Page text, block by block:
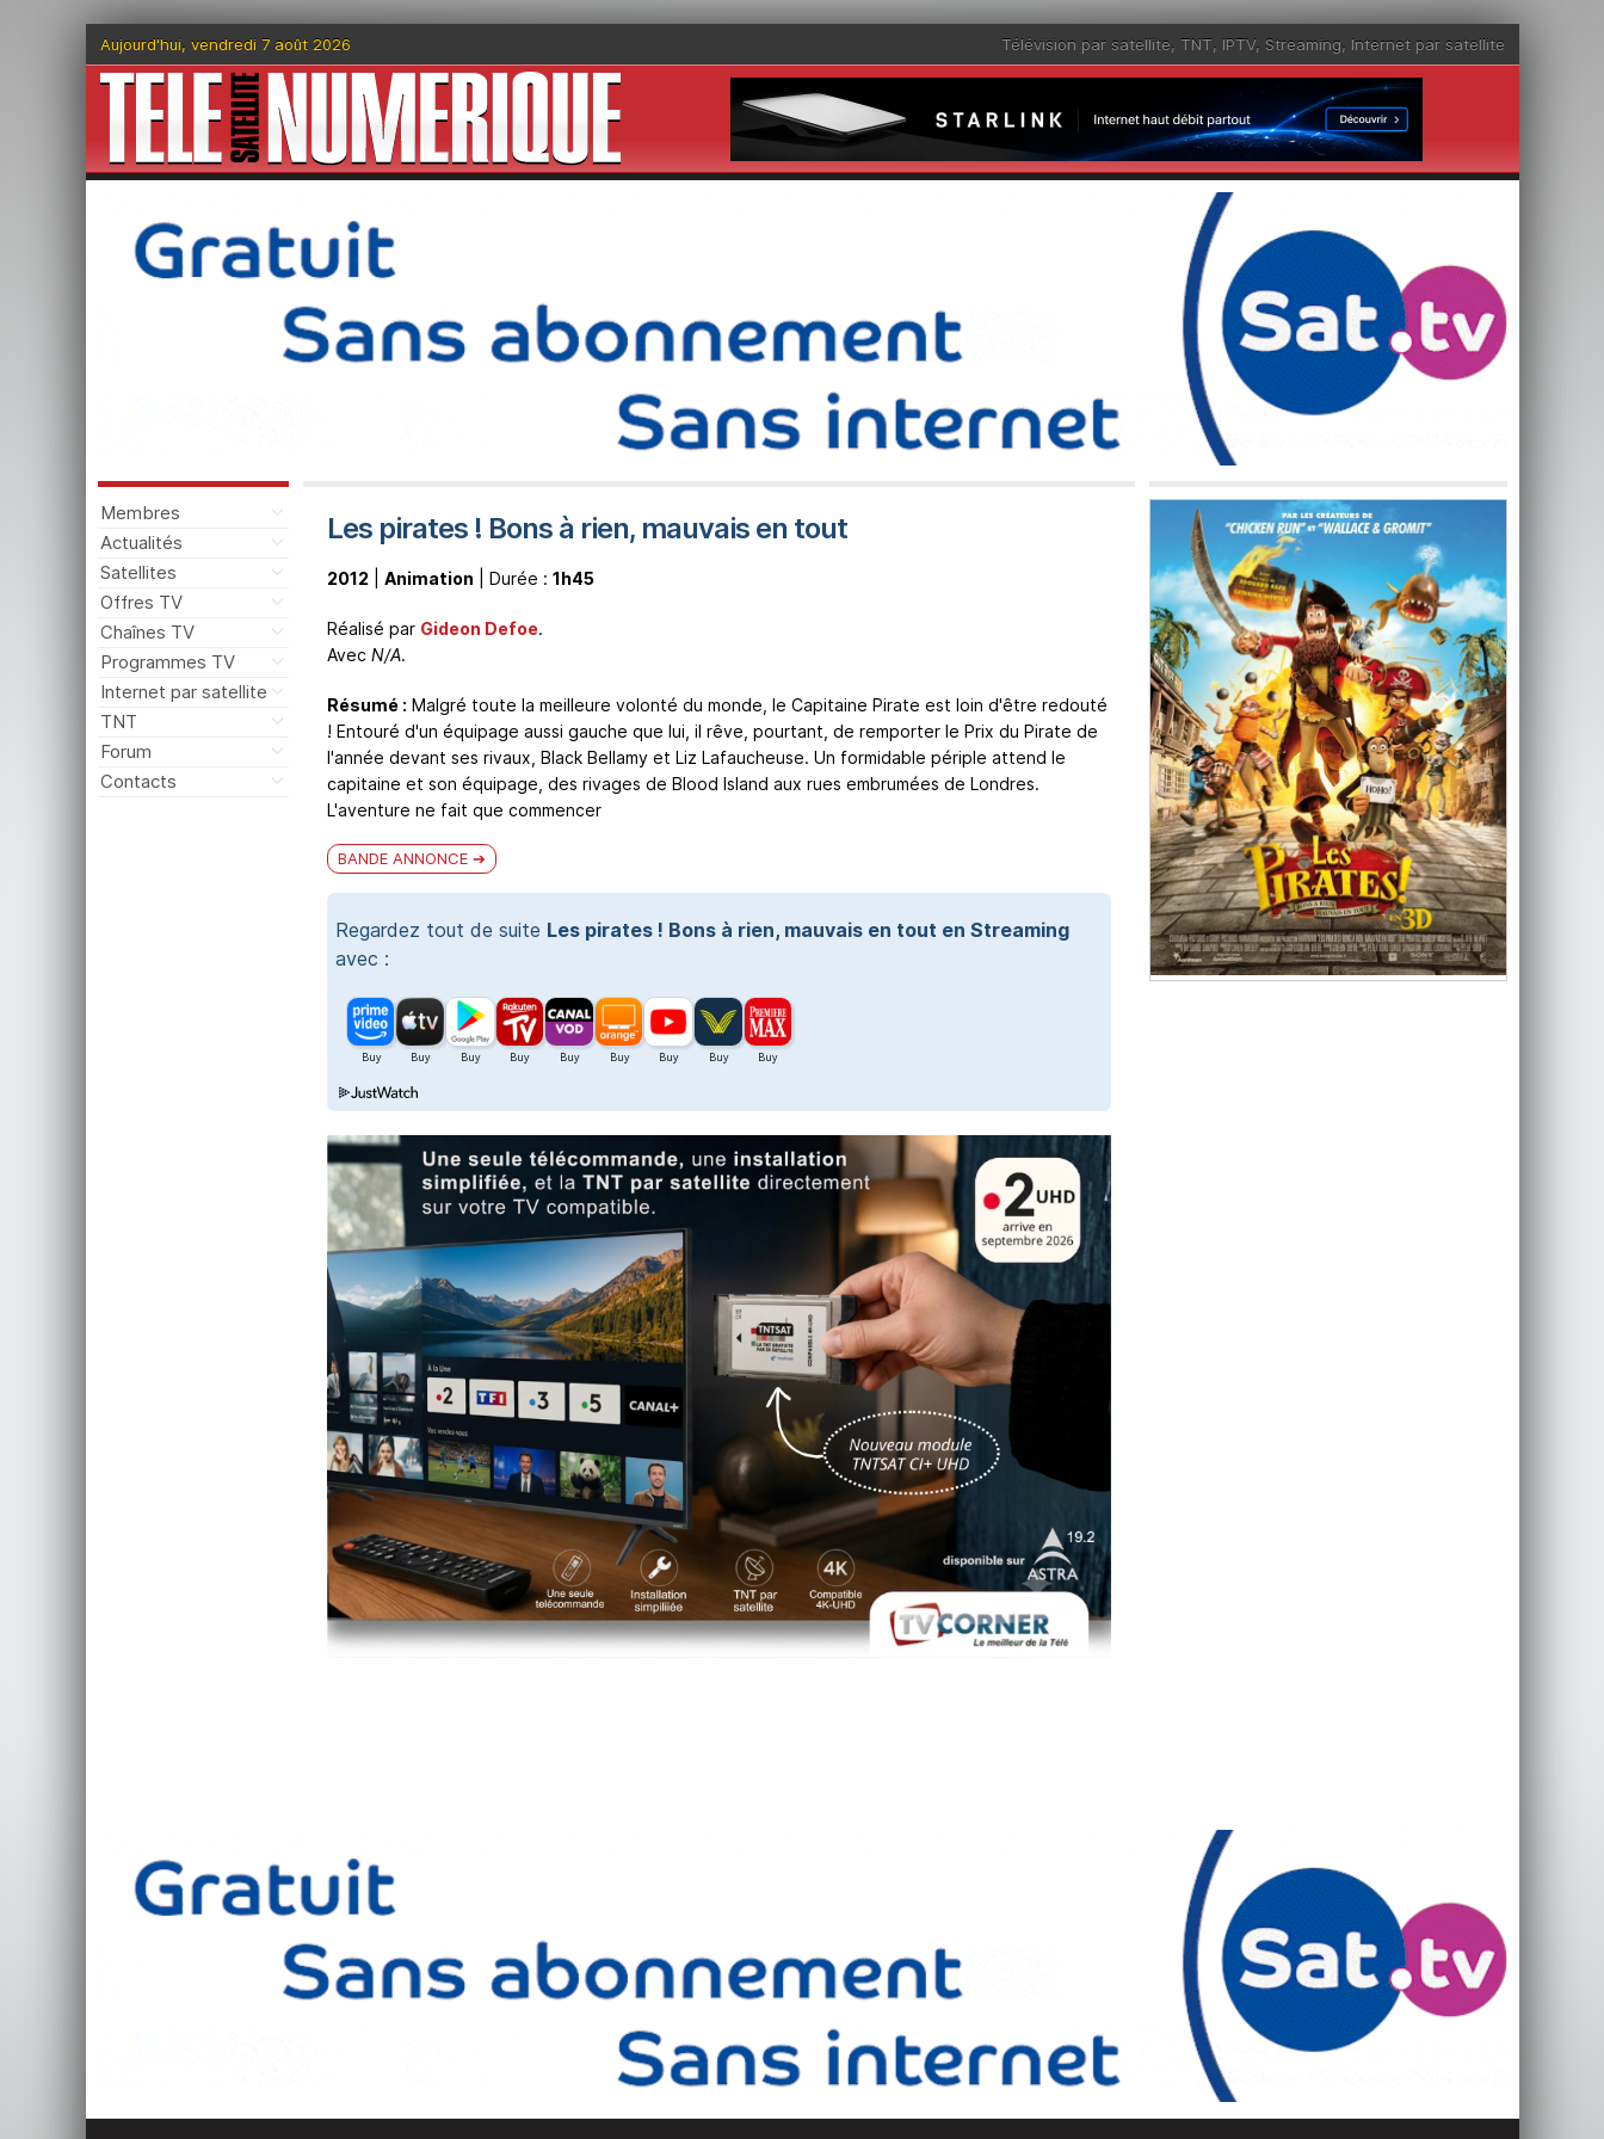
Aujourd'hui, vendredi 7 août 2026 Télévision par satellite, TNT, IPTV, Streaming, Internet par satellite
Membres
Actualités
Satellites
Offres TV
Chaînes TV
Programmes TV
Internet par satellite
TNT
Forum
Contacts
Les pirates ! Bons à rien, mauvais en tout
2012| Animation | Durée : 1h45
Réalisé par Gideon Defoe.
Avec N/A.
Résumé : Malgré toute la meilleure volonté du monde, le Capitaine Pirate est loin d'être redouté
! Entouré d'un équipage aussi gauche que lui, il rêve, pourtant, de remporter le Prix du Pirate de
l'année devant ses rivaux, Black Bellamy et Liz Lafaucheuse. Un formidable périple attend le
capitaine et son équipage, des rivages de Blood Island aux rues embrumées de Londres.
L'aventure ne fait que commencer
BANDE ANNONCE
Regardez tout de suite Les pirates ! Bons à rien, mauvais en tout en Streaming
avec :